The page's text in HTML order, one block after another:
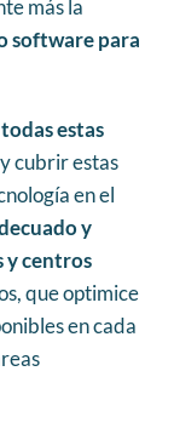
más la
software para
estas
cubrir estas
en el
y
y centros
que optimice
en cada